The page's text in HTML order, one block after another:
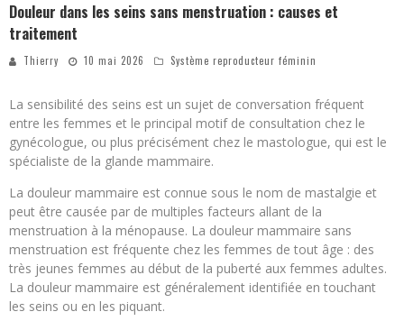
Douleur dans les seins sans menstruation : causes et
traitement
Thierry 10 mai 2026 Système reproducteur féminin
La sensibilité des seins est un sujet de conversation fréquent
entre les femmes et le principal motif de consultation chez le
gynécologue, ou plus précisément chez le mastologue, qui est le
spécialiste de la glande mammaire.
La douleur mammaire est connue sous le nom de mastalgie et
peut être causée par de multiples facteurs allant de la
menstruation à la ménopause. La douleur mammaire sans
menstruation est fréquente chez les femmes de tout âge : des
très jeunes femmes au début de la puberté aux femmes adultes.
La douleur mammaire est généralement identifiée en touchant
les seins ou en les piquant.